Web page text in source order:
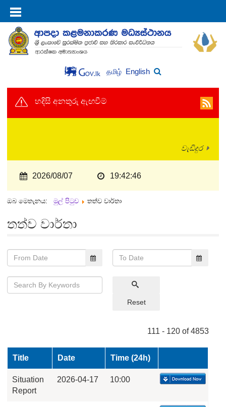
தமிழ் English
හදිසි අනතුරු ඇඟවීම්
වැඩිදුර
2026/08/07 19:42:46
ඔබ මෙතැනය: මුල් පිටුව තත්ව වාර්තා
තත්ව වාර්තා
Reset
111 - 120 of 4853
Title Date Time (24h)
Situation
Report
2026-04-17 10:00